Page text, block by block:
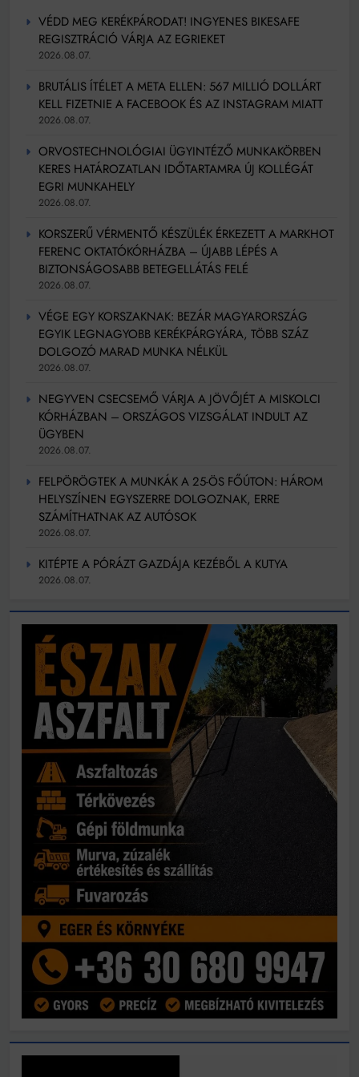
VÉDD MEG KERÉKPÁRODAT! INGYENES BIKESAFE
REGISZTRÁCIÓ VÁRJA AZ EGRIEKET
2026.08.07.
BRUTÁLIS ÍTÉLET A META ELLEN: 567 MILLIÓ DOLLÁRT
KELL FIZETNIE A FACEBOOK ÉS AZ INSTAGRAM MIATT
2026.08.07.
ORVOSTECHNOLÓGIAI ÜGYINTÉZŐ MUNKAKÖRBEN
KERES HATÁROZATLAN IDŐTARTAMRA ÚJ KOLLÉGÁT
EGRI MUNKAHELY
2026.08.07.
KORSZERŰ VÉRMENTŐ KÉSZÜLÉK ÉRKEZETT A MARKHOT
FERENC OKTATÓKÓRHÁZBA – ÚJABB LÉPÉS A
BIZTONSÁGOSABB BETEGELLÁTÁS FELÉ
2026.08.07.
VÉGE EGY KORSZAKNAK: BEZÁR MAGYARORSZÁG
EGYIK LEGNAGYOBB KERÉKPÁRGYÁRA, TÖBB SZÁZ
DOLGOZÓ MARAD MUNKA NÉLKÜL
2026.08.07.
NEGYVEN CSECSEMŐ VÁRJA A JÖVŐJÉT A MISKOLCI
KÓRHÁZBAN – ORSZÁGOS VIZSGÁLAT INDULT AZ
ÜGYBEN
2026.08.07.
FELPÖRÖGTEK A MUNKÁK A 25-ÖS FŐÚTON: HÁROM
HELYSZÍNEN EGYSZERRE DOLGOZNAK, ERRE
SZÁMÍTHATNAK AZ AUTÓSOK
2026.08.07.
KITÉPTE A PÓRÁZT GAZDÁJA KEZÉBŐL A KUTYA
2026.08.07.